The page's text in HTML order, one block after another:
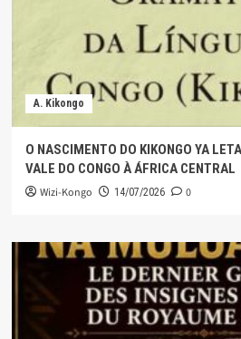
A. Kikongo
O NASCIMENTO DO KIKONGO YA
VALE DO CONGO À ÁFRICA CENTRAL
Wizi-Kongo 14/07/2026 0